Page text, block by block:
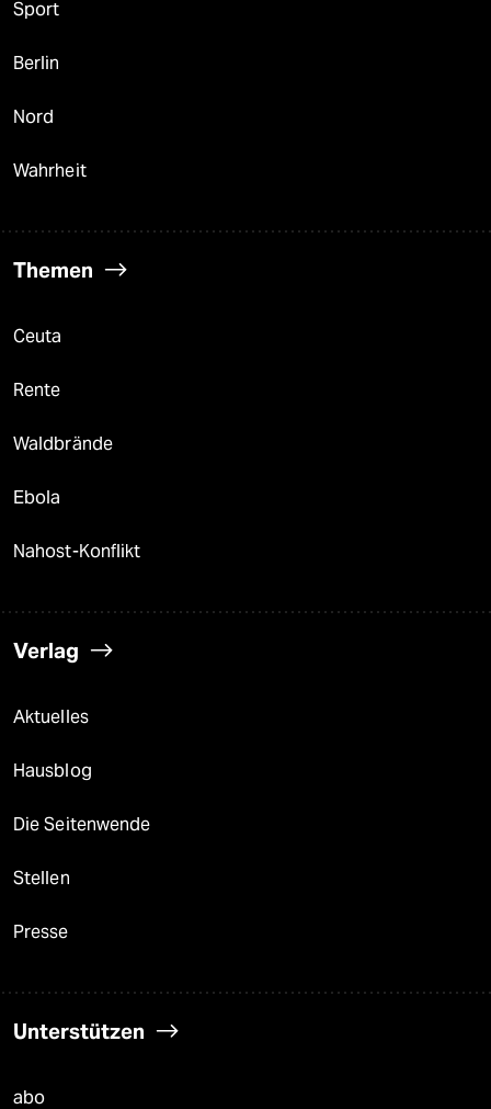
Sport
Berlin
Nord
Wahrheit
Themen
Ceuta
Rente
Waldbrände
Ebola
Nahost-Konflikt
Verlag
Aktuelles
Hausblog
Die Seitenwende
Stellen
Presse
Unterstützen
abo